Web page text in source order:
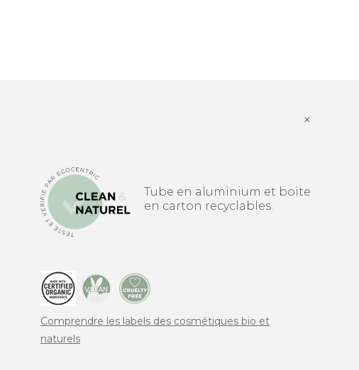
×
Tube en aluminium et boite
en carton recyclables.
Comprendre les labels des cosmétiques bio et
naturels